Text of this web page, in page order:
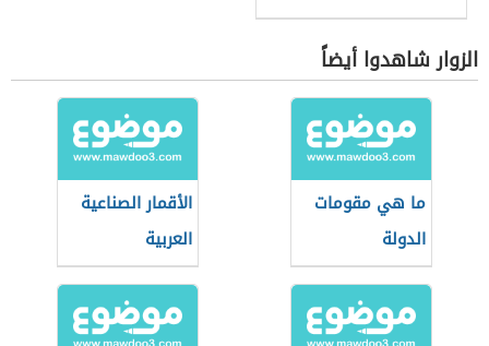
الزوار شاهدوا أيضاً
ما هي مقومات
الدولة
الأقمار الصناعية
العربية